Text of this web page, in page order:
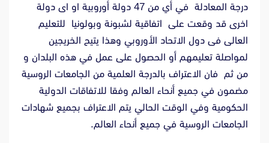
درجة المعادلة في أي من 47 دولة أوروبية او اى دولة
اخرى قد وقعت على اتفاقية لشبونة وبولونيا للتعليم
العالى فى دول الاتحاد الأوروبي وهذا يتيح الخريجين
لمواصلة تعليمهم أو الحصول على عمل في هذه البلدان و
من ثم فان الاعتراف بالدرجة العلمية من الجامعات الروسية
مضمون في جميع أنحاء العالم وفقا للاتفاقات الدولية
الحكومية وفي الوقت الحالي يتم الاعتراف بجميع شهادات
الجامعات الروسية في جميع أنحاء العالم.